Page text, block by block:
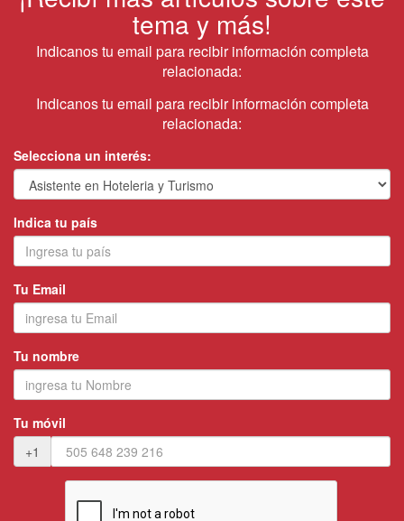
tema y más!
Indicanos tu email para recibir información completa
relacionada:
Indicanos tu email para recibir información completa
relacionada:
Selecciona un interés:
Indica tu país
Tu Email
Tu nombre
Tu móvil
+1